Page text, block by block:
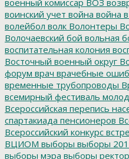
воинский учет война война
волейбол волк Волонтеры
Волочаевский бой вольная
воспитательная колония
Восточный военный округ
форум врач врачебные
временные трубопроводы
всемирный фестиваль
Всероссийская перепись
спартакиада пенсионеров
Всероссийский конкурс
ВЦИОМ выборы выборы
выборы мэра выборы